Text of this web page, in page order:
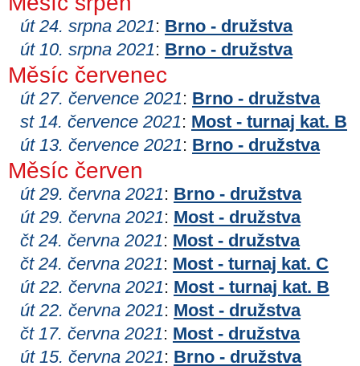
út 24. srpna 2021: Brno - družstva
út 10. srpna 2021: Brno - družstva
Měsíc červenec
út 27. července 2021: Brno - družstva
st 14. července 2021: Most - turnaj kat. B
út 13. července 2021: Brno - družstva
Měsíc červen
út 29. června 2021: Brno - družstva
út 29. června 2021: Most - družstva
čt 24. června 2021: Most - družstva
čt 24. června 2021: Most - turnaj kat. C
út 22. června 2021: Most - turnaj kat. B
út 22. června 2021: Most - družstva
čt 17. června 2021: Most - družstva
út 15. června 2021: Brno - družstva